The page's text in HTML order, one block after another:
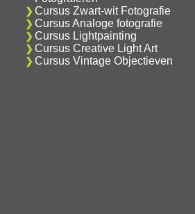
Cursus Zwart-wit Fotografie
Cursus Analoge fotografie
Cursus Lightpainting
Cursus Creative Light Art
Cursus Vintage Objectieven